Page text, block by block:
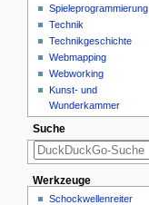
Spieleprogrammierung
Technik
Technikgeschichte
Webmapping
Webworking
Kunst- und
Wunderkammer
Suche
Werkzeuge
Schockwellenreiter